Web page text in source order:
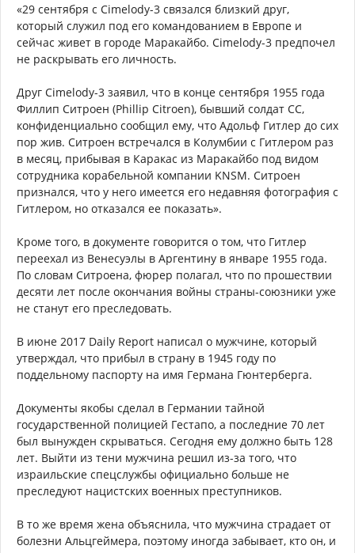
«29 сентября с Cimelody-3 связался близкий друг,
который служил под его командованием в Европе и
сейчас живет в городе Маракайбо. Cimelody-3 предпочел
не раскрывать его личность.
Друг Cimelody-3 заявил, что в конце сентября 1955 года
Филлип Ситроен (Phillip Citroen), бывший солдат СС,
конфиденциально сообщил ему, что Адольф Гитлер до сих
пор жив. Ситроен встречался в Колумбии с Гитлером раз
в месяц, прибывая в Каракас из Маракайбо под видом
сотрудника корабельной компании KNSM. Ситроен
признался, что у него имеется его недавняя фотография с
Гитлером, но отказался ее показать».
Кроме того, в документе говорится о том, что Гитлер
переехал из Венесуэлы в Аргентину в январе 1955 года.
По словам Ситроена, фюрер полагал, что по прошествии
десяти лет после окончания войны страны-союзники уже
не станут его преследовать.
В июне 2017 Daily Report написал о мужчине, который
утверждал, что прибыл в страну в 1945 году по
поддельному паспорту на имя Германа Гюнтерберга.
Документы якобы сделал в Германии тайной
государственной полицией Гестапо, а последние 70 лет
был вынужден скрываться. Сегодня ему должно быть 128
лет. Выйти из тени мужчина решил из-за того, что
израильские спецслужбы официально больше не
преследуют нацистских военных преступников.
В то же время жена объяснила, что мужчина страдает от
болезни Альцгеймера, поэтому иногда забывает, кто он, и